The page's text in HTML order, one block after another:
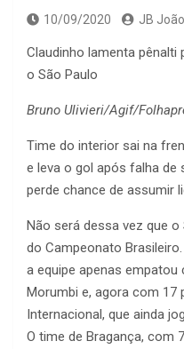
10/09/2020 JB
Claudinho lamenta
o São Paulo
Bruno Ulivieri/Agif/
Time do interior sai na
e leva o gol após falha de
perde chance de assumir
Não será dessa vez que
do Campeonato
a equipe apenas empatou
Morumbi e, agora com 17
Internacional, que ainda
O time de Bragança, com